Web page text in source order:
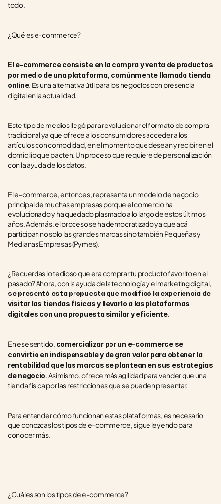
todo.
¿Qué es e-commerce?
El e-commerce consiste en la compra y venta de productos
por medio de una plataforma, comúnmente llamada tienda
online. Es una alternativa útil para los negocios con presencia
digital en la actualidad.
Este tipo de medios llegó para revolucionar el formato de compra
tradicional ya que ofrece a los consumidores acceder a los
artículos con comodidad, en el momento que desean y recibir en el
domicilio que pacten. Un proceso que requiere de personalización
con la ayuda de los datos.
El e-commerce, entonces, representa un modelo de negocio
principal de muchas empresas porque el comercio ha
evolucionado y ha quedado plasmado a lo largo de estos últimos
años. Además, el proceso se ha democratizado ya que acá
participan no solo las grandes marcas sino también Pequeñas y
Medianas Empresas (Pymes).
¿Recuerdas lo tedioso que era comprar tu producto favorito en el
se presentó esta propuesta que modificó la experiencia de
visitar las tiendas físicas y llevarlo a las plataformas
digitales con una propuesta similar y eficiente.
En ese sentido, comercializar por un e-commerce se
convirtió en indispensable y de gran valor para obtener la
rentabilidad que las marcas se plantean en sus estrategias
de negocio. Asimismo, ofrece más agilidad para vender que una
tienda física por las restricciones que se pueden presentar.
Para entender cómo funcionan estas plataformas, es necesario
que conozcas los tipos de e-commerce, sigue leyendo para
conocer más.
¿Cuáles son los tipos de e-commerce?